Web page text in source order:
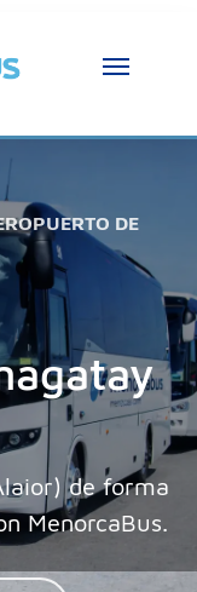
DE
de forma
MenorcaBus.